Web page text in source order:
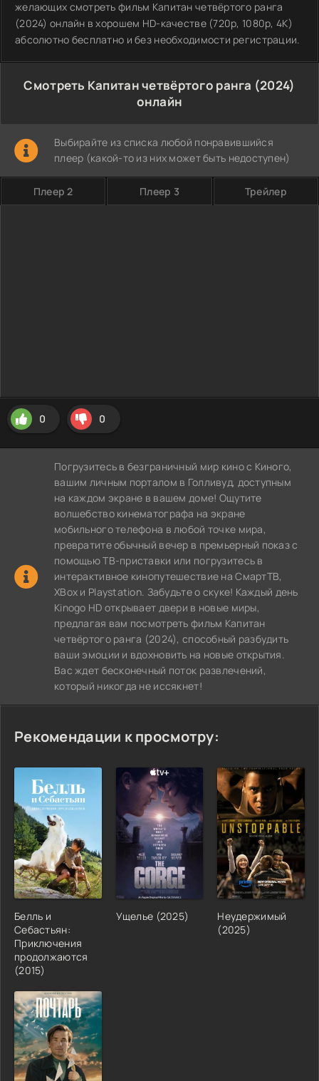
желающих смотреть фильм Капитан четвёртого ранга
(2024) онлайн в хорошем HD-качестве (720p, 1080p, 4K)
абсолютно бесплатно и без необходимости регистрации.
Смотреть Капитан четвёртого ранга (2024)
онлайн
Выбирайте из списка любой понравившийся
плеер (какой-то из них может быть недоступен)
Плеер 2 Плеер 3 Трейлер
0 0
Погрузитесь в безграничный мир кино с Киного,
вашим личным порталом в Голливуд, доступным
на каждом экране в вашем доме! Ощутите
волшебство кинематографа на экране
мобильного телефона в любой точке мира,
превратите обычный вечер в премьерный показ с
помощью ТВ-приставки или погрузитесь в
интерактивное кинопутешествие на СмартТВ,
XBox и Playstation. Забудьте о скуке! Каждый день
Kinogo HD открывает двери в новые миры,
предлагая вам посмотреть фильм Капитан
четвёртого ранга (2024), способный разбудить
ваши эмоции и вдохновить на новые открытия.
Вас ждет бесконечный поток развлечений,
который никогда не иссякнет!
Рекомендации к просмотру:
Белль и
Себастьян:
Приключения
продолжаются
(2015)
Ущелье (2025)
Неудержимый
(2025)